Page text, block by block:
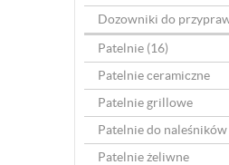
Dozowniki do
Patelnie (16)
Patelnie ceramiczne
Patelnie grillowe
Patelnie do naleśników
Patelnie żeliwne